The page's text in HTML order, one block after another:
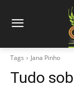
Tags Jana Pinho
Tudo